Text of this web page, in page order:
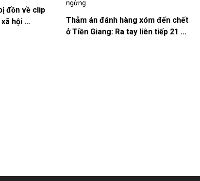
đồn về clip
hội ...
Thảm án đánh hàng xóm đến chết
ở Tiền Giang: Ra tay liên tiếp 21 ...